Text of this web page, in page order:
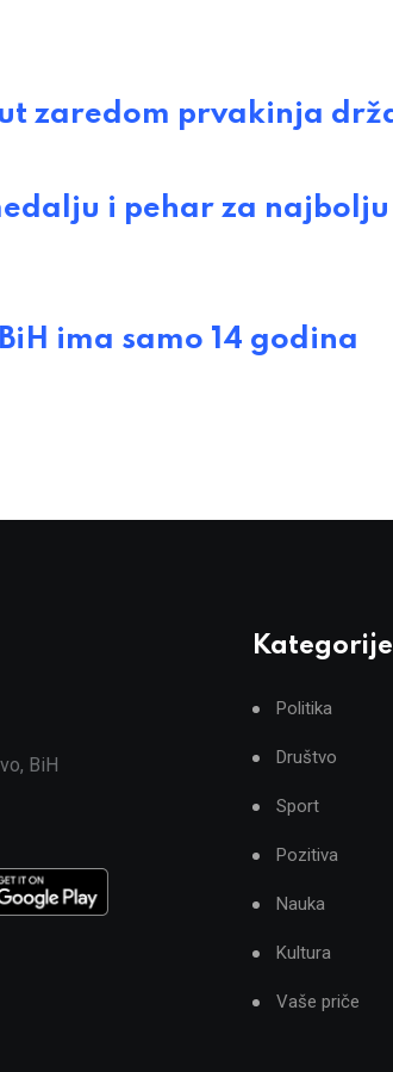
zaredom prvakinja
i pehar za najbolju
ima samo 14 godina
BiH
Kategorije
Politika
Društvo
Sport
Pozitiva
Nauka
Kultura
Vaše priče